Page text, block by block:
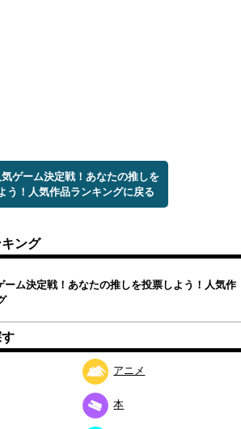
ゲーム決定戦！あなたの推しを
う！人気作品ランキングに戻る
ング
ーム決定戦！あなたの推しを投票しよう！人気作
アニメ
本